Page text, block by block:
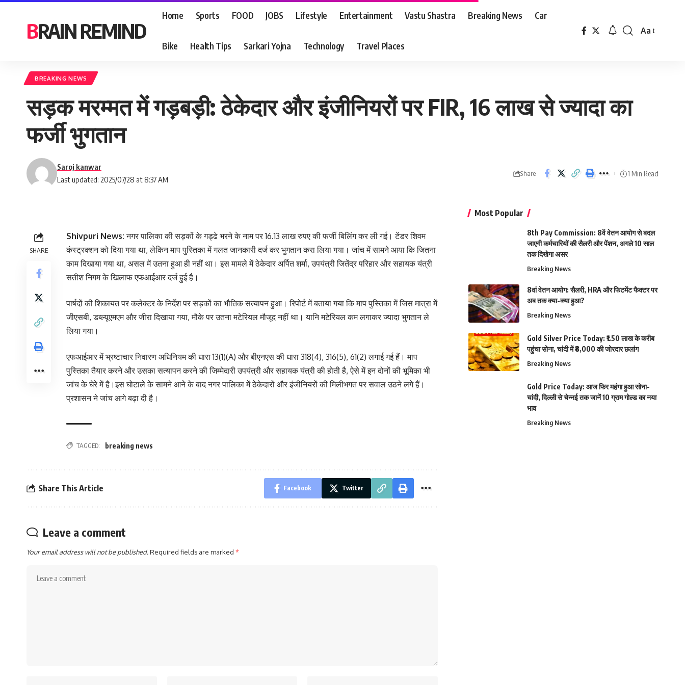
BRAIN REMIND
Home Sports FOOD JOBS Lifestyle Entertainment Vastu Shastra Breaking News Car
Bike Health Tips Sarkari Yojna Technology Travel Places
Font
Aa
BREAKING NEWS
सड़क मरम्मत में गड़बड़ी: ठेकेदार और इंजीनियरों पर FIR, 16 लाख से ज्यादा का
फर्जी भुगतान
Last updated: 2025/07/28 at 8:37 AM
Saroj kanwar
Share 1 Min Read
SHARE
Shivpuri News:नगर पालिका की सड़कों के गड्ढे भरने के नाम पर 16.13 लाख रुपए की फर्जी बिलिंग कर ली गई। टेंडर शिवम
कंस्ट्रक्शन को दिया गया था, लेकिन माप पुस्तिका में गलत जानकारी दर्ज कर भुगतान करा लिया गया। जांच में सामने आया कि जितना
काम दिखाया गया था, असल में उतना हुआ ही नहीं था। इस मामले में ठेकेदार अर्पित शर्मा, उपयंत्री जितेंद्र परिहार और सहायक यंत्री
सतीश निगम के खिलाफ एफआईआर दर्ज हुई है।
पार्षदों की शिकायत पर कलेक्टर के निर्देश पर सड़कों का भौतिक सत्यापन हुआ। रिपोर्ट में बताया गया कि माप पुस्तिका में जिस मात्रा में
जीएसबी, डब्ल्यूएमएम और जीरा दिखाया गया, मौके पर उतना मटेरियल मौजूद नहीं था। यानि मटेरियल कम लगाकर ज्यादा भुगतान ले
लिया गया।
एफआईआर में भ्रष्टाचार निवारण अधिनियम की धारा 13(1)(A) और बीएनएस की धारा 318(4), 316(5), 61(2) लगाई गई हैं। माप
पुस्तिका तैयार करने और उसका सत्यापन करने की जिम्मेदारी उपयंत्री और सहायक यंत्री की होती है, ऐसे में इन दोनों की भूमिका भी
जांच के घेरे में है।इस घोटाले के सामने आने के बाद नगर पालिका में ठेकेदारों और इंजीनियरों की मिलीभगत पर सवाल उठने लगे हैं।
प्रशासन ने जांच आगे बढ़ा दी है।
TAGGED: breaking news
Share This Article Facebook Twitter
Leave a comment
Your email address will not be published.Required fields are marked *
Most Popular
8th Pay Commission: 8वें वेतन आयोग से बदल
जाएगी कर्मचारियों की सैलरी और पेंशन, अगले 10 साल
तक दिखेगा असर
Breaking News
8वां वेतन आयोग: सैलरी, HRA और फिटमेंट फैक्टर पर
अब तक क्या-क्या हुआ?
Breaking News
Gold Silver Price Today: ₹1.50 लाख के करीब
पहुंचा सोना, चांदी में ₹8,000 की जोरदार छलांग
Breaking News
Gold Price Today: आज फिर महंगा हुआ सोना-
चांदी, दिल्ली से चेन्नई तक जानें 10 ग्राम गोल्ड का नया
भाव
Breaking News